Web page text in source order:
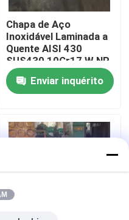
Chapa de Aço
Inoxidável Laminada a
Quente AISI 430
SUS430 10Cr17 W.NR
1.4016 Superfície
NO.1 10*1500*6000
Enviar inquérito